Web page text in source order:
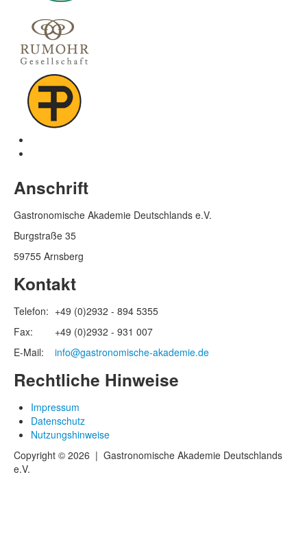
Anschrift
Gastronomische Akademie Deutschlands e.V.
Burgstraße 35
59755 Arnsberg
Kontakt
Telefon: +49 (0)2932 - 894 5355
Fax:
+49 (0)2932 - 931 007
E-Mail:
info@gastronomische-akademie.de
Rechtliche Hinweise
Impressum
Datenschutz
Nutzungshinweise
Copyright © 2026 | Gastronomische Akademie Deutschlands
e.V.